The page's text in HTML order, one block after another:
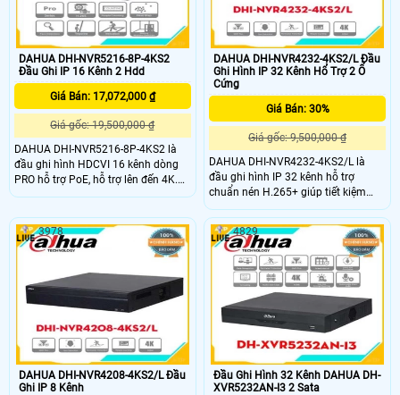
DAHUA DHI-NVR5216-8P-4KS2
Đầu Ghi IP 16 Kênh 2 Hdd
Giá Bán: 17,072,000 ₫
Giá gốc: 19,500,000 ₫
DAHUA DHI-NVR5216-8P-4KS2 là
đầu ghi hình HDCVI 16 kênh dòng
PRO hỗ trợ PoE, hỗ trợ lên đến 4K.
Đầu ghi HDCVI DHI-NVR5216-8P-
nhiệt tốt, giúp hệ thống hoạt động
ổn định, lâu dài, cho chất lượng hình
ảnh, phù hợp với các dự án vừa và
DAHUA DHI-NVR4232-4KS2/L Đầu
Ghi Hình IP 32 Kênh Hổ Trợ 2 Ổ
Cứng
Giá Bán: 30%
Giá gốc: 9,500,000 ₫
DAHUA DHI-NVR4232-4KS2/L là
đầu ghi hình IP 32 kênh hỗ trợ
chuẩn nén H.265+ giúp tiết kiệm
băng thông và lưu trữ giám sát.
Được thiết kế vỏ kim loại chắn chắn,
tản nhiệt tốt giúp các thiết bị hoạt
động ổn định, hiệu quả cao hỗ trợ
băng thông đầu vào max 128Mpb
DAHUA DHI-NVR4208-4KS2/L Đầu
Ghi IP 8 Kênh
3978
Đầu Ghi Hình 32 Kênh DAHUA DH-
XVR5232AN-I3 2 Sata
4829